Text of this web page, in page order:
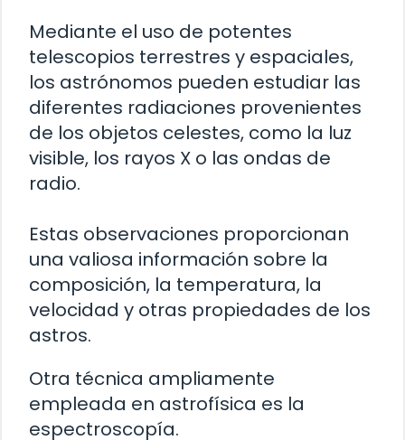
Mediante el uso de potentes
telescopios terrestres y espaciales,
los astrónomos pueden estudiar las
diferentes radiaciones provenientes
de los objetos celestes, como la luz
visible, los rayos X o las ondas de
radio.
Estas observaciones proporcionan
una valiosa información sobre la
composición, la temperatura, la
velocidad y otras propiedades de los
astros.
Otra técnica ampliamente
empleada en astrofísica es la
espectroscopía.